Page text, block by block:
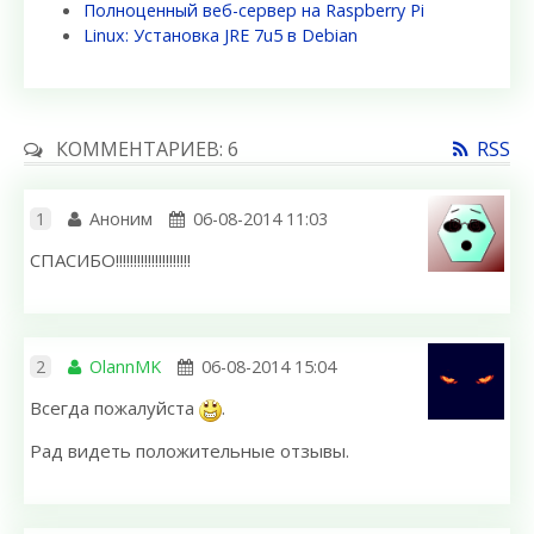
Полноценный веб-сервер на Raspberry Pi
Linux: Установка JRE 7u5 в Debian
КОММЕНТАРИЕВ: 6 RSS
1 Аноним 06-08-2014 11:03
СПАСИБО!!!!!!!!!!!!!!!!!!!!!
2 OlannMK 06-08-2014 15:04
Всегда пожалуйста
.
Рад видеть положительные отзывы.